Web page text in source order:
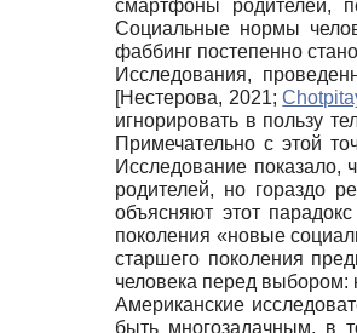
смартфоны родителей,
Социальные нормы
фаббинг постепенно
Исследования,
[Нестерова, 2021;
игнорировать в пользу
Примечательно с этой
Исследование показало,
родителей, но гораздо
объясняют этот
поколения «новые
старшего поколения
человека перед выбором:
Американские
быть многозадачным, в